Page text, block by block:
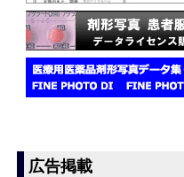
広告掲載